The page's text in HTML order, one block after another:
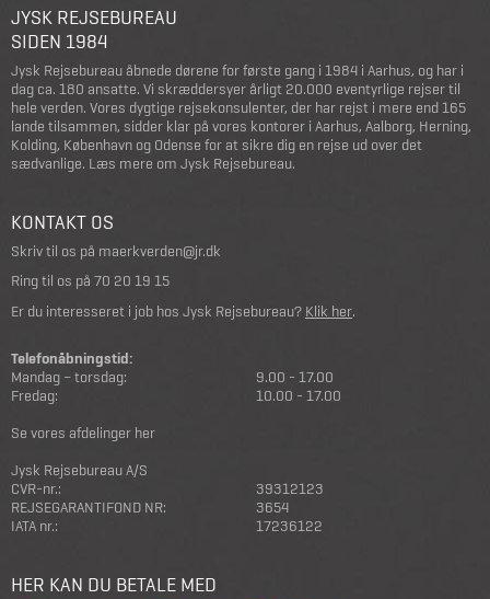
JYSK REJSEBUREAU
SIDEN 1984
Jysk Rejsebureau åbnede dørene for første gang i 1984 i Aarhus, og har i
dag ca. 180 ansatte. Vi skræddersyer årligt 20.000 eventyrlige rejser til
hele verden. Vores dygtige rejsekonsulenter, der har rejst i mere end 165
lande tilsammen, sidder klar på vores kontorer i Aarhus, Aalborg, Herning,
Kolding, København og Odense for at sikre dig en rejse ud over det
sædvanlige. Læs mere om Jysk Rejsebureau.
KONTAKT OS
Skriv til os på maerkverden@jr.dk
Ring til os på 70 20 19 15
Er du interesseret i job hos Jysk Rejsebureau? Klik her.
Telefonåbningstid:
Mandag – torsdag:
9.00 - 17.00
Fredag:
10.00 - 17.00
Se vores afdelinger her
Jysk Rejsebureau A/S
CVR-nr.:
39312123
REJSEGARANTIFOND NR:
3654
IATA nr.:
17236122
HER KAN DU BETALE MED